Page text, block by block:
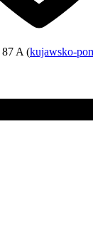
87 A (kujawsko-